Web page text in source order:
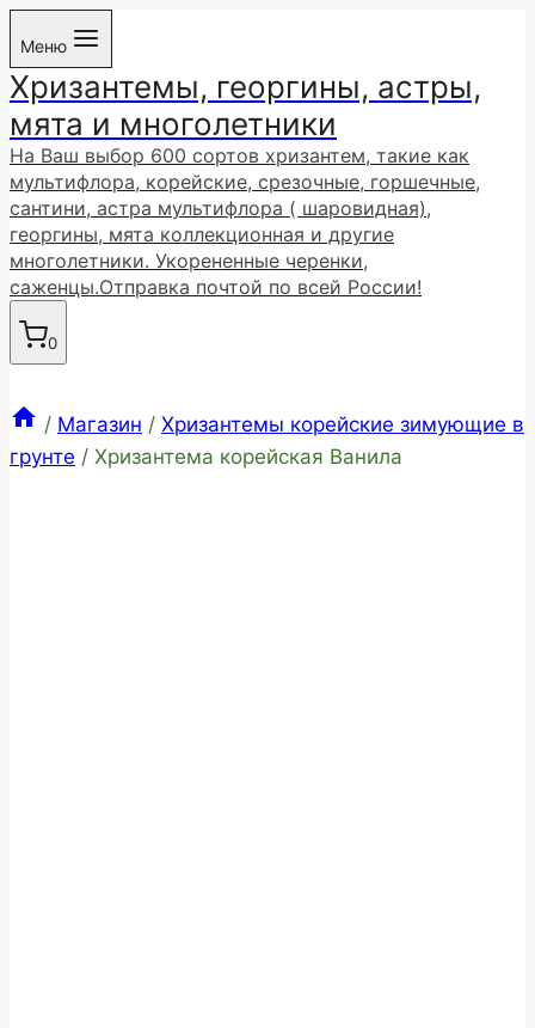
Перейти
содержимому
Меню
Хризантемы, георгины, астры,
мята и многолетники
На Ваш выбор 600 сортов хризантем, такие как
мультифлора, корейские, срезочные, горшечные,
сантини, астра мультифлора ( шаровидная),
георгины, мята коллекционная и другие
многолетники. Укорененные черенки,
саженцы.Отправка почтой по всей России!
0
/ Магазин / Хризантемы корейские зимующие в
грунте / Хризантема корейская Ванила